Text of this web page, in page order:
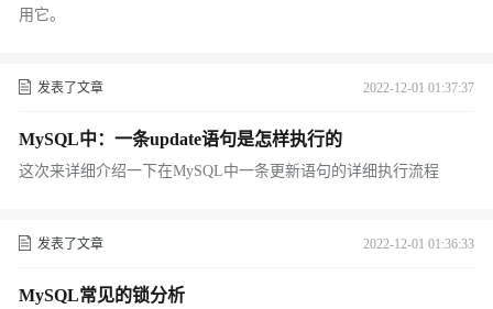
用它。
发表了文章 2022-12-01 01:37:37
MySQL中：一条update语句是怎样执行的
这次来详细介绍一下在MySQL中一条更新语句的详细执行流程
发表了文章 2022-12-01 01:36:33
MySQL常见的锁分析